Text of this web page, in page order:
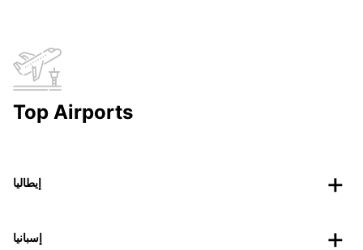
Top Airports
إيطاليا
إسبانيا